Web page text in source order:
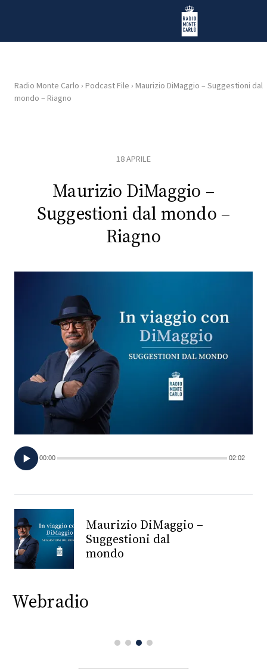
Radio Monte Carlo
HOME
RADIO
PLAYLIST
CONCORSI
EVENTI
VIDEO
TV
PRINCIPATO
MONACO
RMC
CONSIGLIA
Radio Monte Carlo › Podcast File › Maurizio DiMaggio – Suggestioni dal
mondo – Riagno
18 APRILE
Maurizio DiMaggio –
Suggestioni dal mondo –
Riagno
00:00 02:02
Maurizio DiMaggio –
Suggestioni dal
mondo
Webradio